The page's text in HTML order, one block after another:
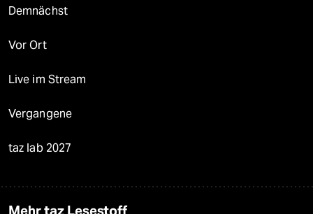
Demnächst
Vor Ort
Live im Stream
Vergangene
taz lab 2027
Mehr taz Lesestoff